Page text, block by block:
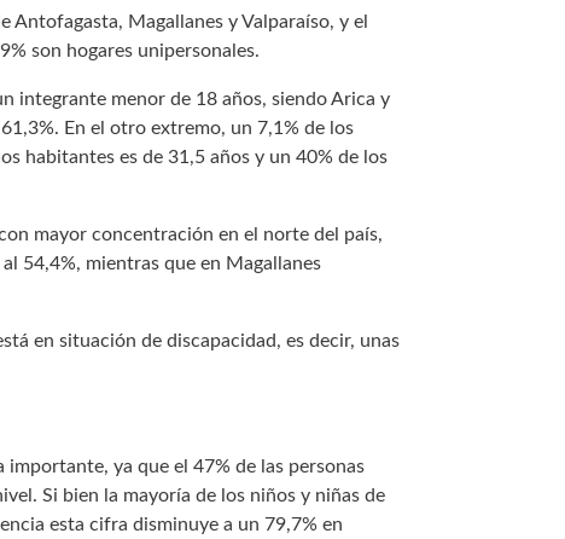
Antofagasta, Magallanes y Valparaíso, y el
son hogares unipersonales.
integrante menor de 18 años, siendo Arica y
En el otro extremo, un 7,1% de los
habitantes es de 31,5 años y un 40% de los
mayor concentración en el norte del país,
54,4%, mientras que en Magallanes
en situación de discapacidad, es decir, unas
ya que el 47% de las personas
Si bien la mayoría de los niños y niñas de
esta cifra disminuye a un 79,7% en